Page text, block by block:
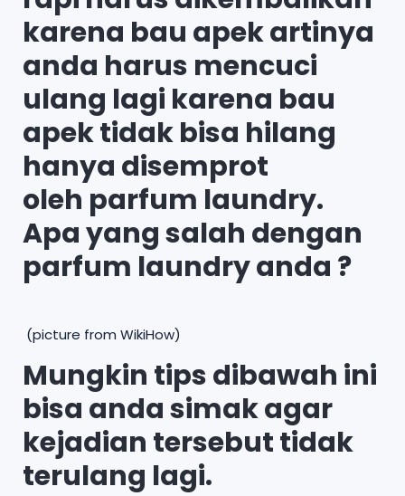
karena bau apek artinya
anda harus mencuci
ulang lagi karena bau
apek tidak bisa hilang
hanya disemprot
oleh parfum laundry.
Apa yang salah dengan
parfum laundry anda ?
(picture from WikiHow)
Mungkin tips dibawah ini
bisa anda simak agar
kejadian tersebut tidak
terulang lagi.